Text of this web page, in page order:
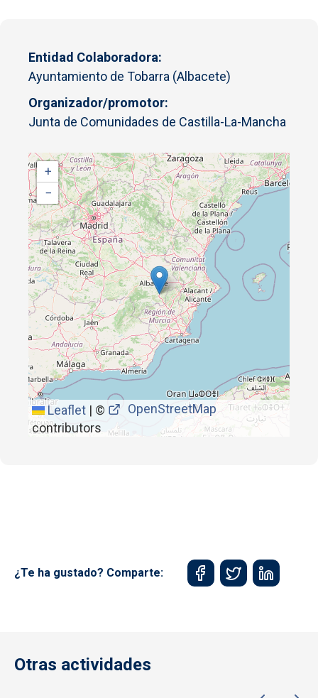
Entidad Colaboradora
Ayuntamiento de Tobarra (Albacete)
Organizador/promotor
Junta de Comunidades de Castilla-La-Mancha
+
−
Leaflet | ©
OpenStreetMap
contributors
¿Te ha gustado? Comparte:
Otras actividades